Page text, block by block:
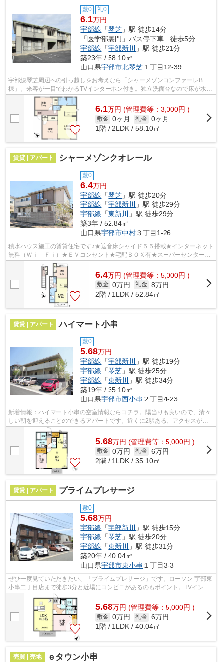
敷0 礼0
6.1万円
宇部線 「琴芝 」駅 徒歩14分
「医学部裏門」バス停下車 徒歩5分
宇部線 「宇部新川 」駅 徒歩21分
築23年 / 58.10㎡
山口県宇部市北琴芝 １丁目12-39
宇部線琴芝周辺への引っ越しをお考えなら「シャーメゾンコンファーレB
棟」。来客が一目でわかるTVインターホン付き。独立洗面台なので床が水で
濡れたり鏡が曇ったりしにくく、清潔な状...
6.1万円 (管理費等：3,000円 )
敷金 0ヶ月 礼金 0ヶ月
1階 / 2LDK / 58.10㎡
賃貸 | アパート シャーメゾンクオレール
敷0
6.4万円
宇部線 「琴芝 」駅 徒歩20分
宇部線 「宇部新川
」駅 徒歩29分
宇部線 「東新川
」駅 徒歩29分
築3年 / 52.84㎡
山口県宇部市中村３丁目1-26
積水ハウス施工の賃貸住宅です♪★遮音床シャイド５５搭載★インターネット
無料（Ｗｉ－Ｆｉ）★ＥＶコンセント★宅配ＢＯＸ有★スーパーセンタート
ライアル宇部店まで徒歩７分（５６０ｍ）★...
6.4万円 (管理費等：5,000円 )
敷金 0万円 礼金 8万円
2階 / 1LDK / 52.84㎡
賃貸 | アパート ハイマート小串
敷0
5.68万円
宇部線 「宇部新川
」駅 徒歩19分
宇部線 「琴芝 」駅 徒歩25分
宇部線 「東新川
」駅 徒歩34分
築19年 / 35.10㎡
山口県宇部市西小串 ２丁目4-23
新着情報：ハイマート小串の空室情報ならコチラ。陽当りも良いので、清々
しい朝を迎えることのできるアパートです。近くに2駅ある、アクセスが良
い物件です。こちらの物件はアパートで...
5.68万円 (管理費等：5,000円 )
敷金 0万円 礼金 6万円
2階 / 1LDK / 35.10㎡
賃貸 | アパート プライムプレサージ
敷0
5.68万円
宇部線 「宇部新川
」駅 徒歩15分
宇部線 「琴芝 」駅 徒歩20分
宇部線 「東新川
」駅 徒歩31分
築20年 / 40.04㎡
山口県宇部市東小串 １丁目3-3
ぜひ一度見ていただきたい、「プライムプレサージ」です。ローソン 宇部東
小串二丁目店まで徒歩3分と近場にコンビニがあるのもポイント。TVインタ
ーホンで、モニターから来訪者が確認...
5.68万円 (管理費等：5,000円 )
敷金 0万円 礼金 6万円
1階 / 1LDK / 40.04㎡
売買 | 売地 ｅタウン小串